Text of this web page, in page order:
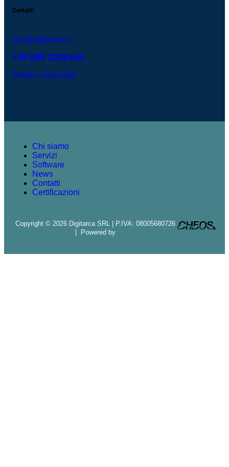
Contatti
info@digitarca.it
+39 080 3325100
Politica aziendale
Chi siamo
Servizi
Software
News
Contatti
Certificazioni
Copyright © 2026 Digitarca SRL | P.IVA: 08005680726
| Powered by